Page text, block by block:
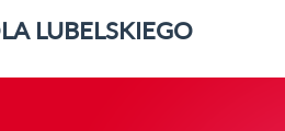
LUBELSKIEGO